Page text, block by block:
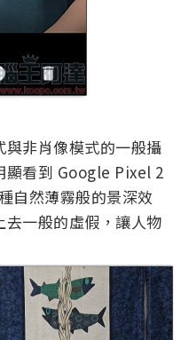
非肖像模式的一般攝
顯看到 Google Pixel 2
自然薄霧般的景深效
一般的虛假，讓人物